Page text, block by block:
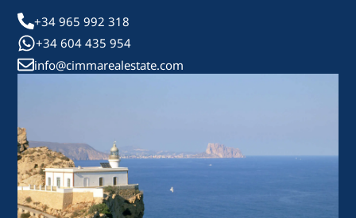
+34 965 992 318
+34 604 435 954
info@cimmarealestate.com